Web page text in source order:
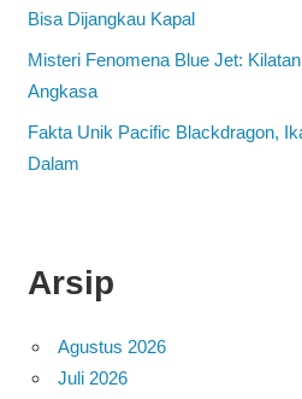
Bisa Dijangkau Kapal
Misteri Fenomena Blue Jet:
Angkasa
Fakta Unik Pacific Blackdragon,
Dalam
Arsip
Agustus 2026
Juli 2026